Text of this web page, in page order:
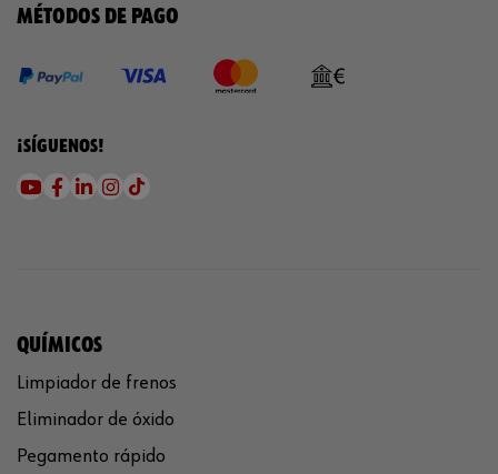
MÉTODOS DE PAGO
¡SÍGUENOS!
QUÍMICOS
Limpiador de frenos
Eliminador de óxido
Pegamento rápido